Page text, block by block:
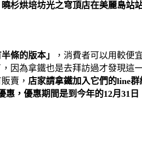
曉杉烘培坊光之穹頂店在美麗島站
條的版本」
，消費者可以用較便
因為拿鐵也是去拜訪過才發現這
賣， 店家請拿鐵加入它們的line
，優惠期間是到今年的12月31日